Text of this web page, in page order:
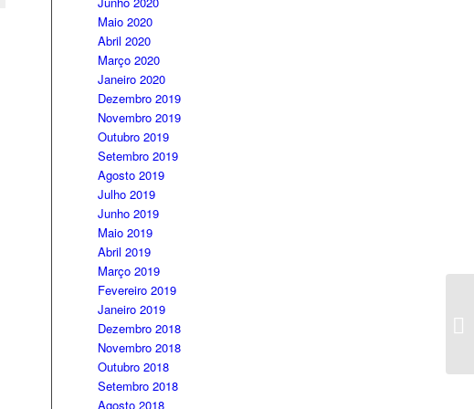
Maio 2020
Abril 2020
Março 2020
Janeiro 2020
Dezembro 2019
Novembro 2019
Outubro 2019
Setembro 2019
Agosto 2019
Julho 2019
Junho 2019
Maio 2019
Abril 2019
Março 2019
Fevereiro 2019
Janeiro 2019
Dezembro 2018
Novembro 2018
Outubro 2018
Setembro 2018
Agosto 2018